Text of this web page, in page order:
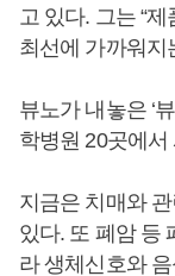
고 있다. 그는 “
최선에 가까워지
뷰노가 내놓은 ‘
학병원 20곳에
지금은 치매와 관
있다. 또 폐암 등
라 생체신호와